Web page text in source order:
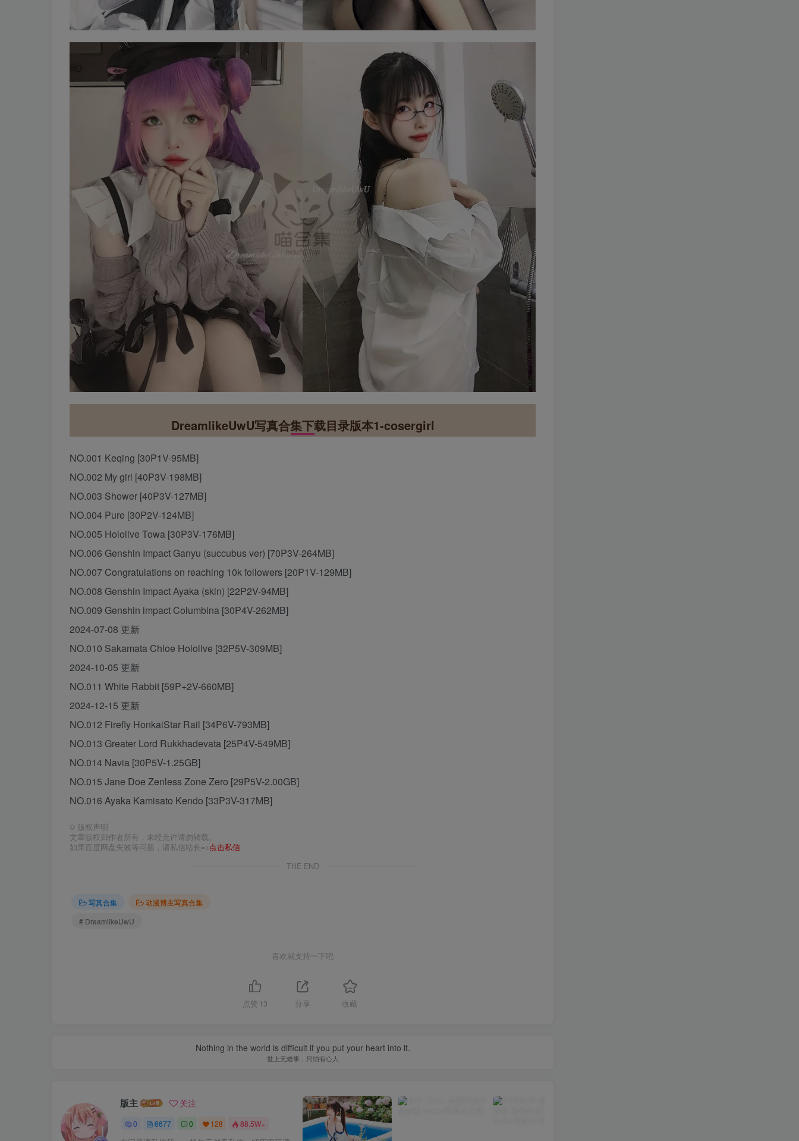
DreamlikeUwU写真合集下载目录版本1-cosergirl
NO.001 Keqing [30P1V-95MB]
NO.002 My girl [40P3V-198MB]
NO.003 Shower [40P3V-127MB]
NO.004 Pure [30P2V-124MB]
NO.005 Hololive Towa [30P3V-176MB]
NO.006 Genshin Impact Ganyu (succubus ver) [70P3V-264MB]
NO.007 Congratulations on reaching 10k followers [20P1V-129MB]
NO.008 Genshin Impact Ayaka (skin) [22P2V-94MB]
NO.009 Genshin impact Columbina [30P4V-262MB]
2024-07-08 更新
NO.010 Sakamata Chloe Hololive [32P5V-309MB]
2024-10-05 更新
NO.011 White Rabbit [59P+2V-660MB]
2024-12-15 更新
NO.012 Firefly HonkaiStar Rail [34P6V-793MB]
NO.013 Greater Lord Rukkhadevata [25P4V-549MB]
NO.014 Navia [30P5V-1.25GB]
NO.015 Jane Doe Zenless Zone Zero [29P5V-2.00GB]
NO.016 Ayaka Kamisato Kendo [33P3V-317MB]
© 版权声明
文章版权归作者所有，未经允许请勿转载。
如果百度网盘失效等问题，请私信站长=>点击私信
THE END
写真合集
动漫博主写真合集
# DreamlikeUwU
喜欢就支持一下吧
点赞 13 分享 收藏
Nothing in the world is difficult if you put your heart into it.
世上无难事，只怕有心人
版主 关注
0 6677 0 128 88.5W+